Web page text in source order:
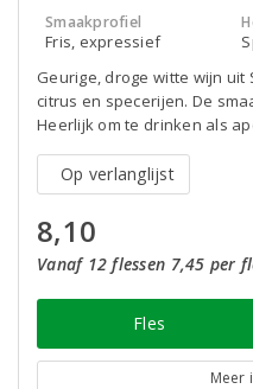
Smaakprofiel
Fris, expressief
Geurige, droge witte wijn
citrus en specerijen. De
Heerlijk om te drinken als
Op verlanglijst
8,10
Vanaf 12 flessen 7,45 per
Fles
Meer